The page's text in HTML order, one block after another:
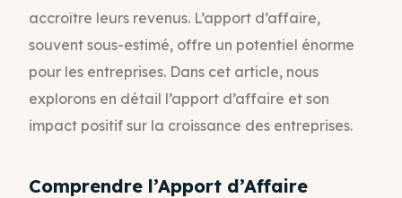
accroître leurs revenus. L’apport d’affaire,
souvent sous-estimé, offre un potentiel énorme
pour les entreprises. Dans cet article, nous
explorons en détail l’apport d’affaire et son
impact positif sur la croissance des entreprises.
Comprendre l’Apport d’Affaire